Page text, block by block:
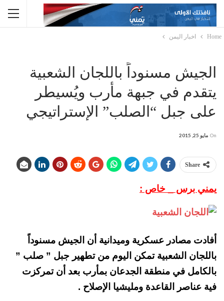
Home اخبار اليمن
الجيش مسنوداً باللجان الشعبية
يتقدم في جبهة مأرب ويُسيطر
على جبل “الصلب” الإستراتيجي
On مايو 25, 2015
Share
يمني برس _ خاص :
أفادت مصادر عسكرية وميدانية أن الجيش مسنوداً
باللجان الشعبية تمكن اليوم من تطهير جبل ” صلب ”
بالكامل في منطقة الجدعان بمأرب بعد أن تمركزت
فية عناصر القاعدة ومليشيا الإصلاح .